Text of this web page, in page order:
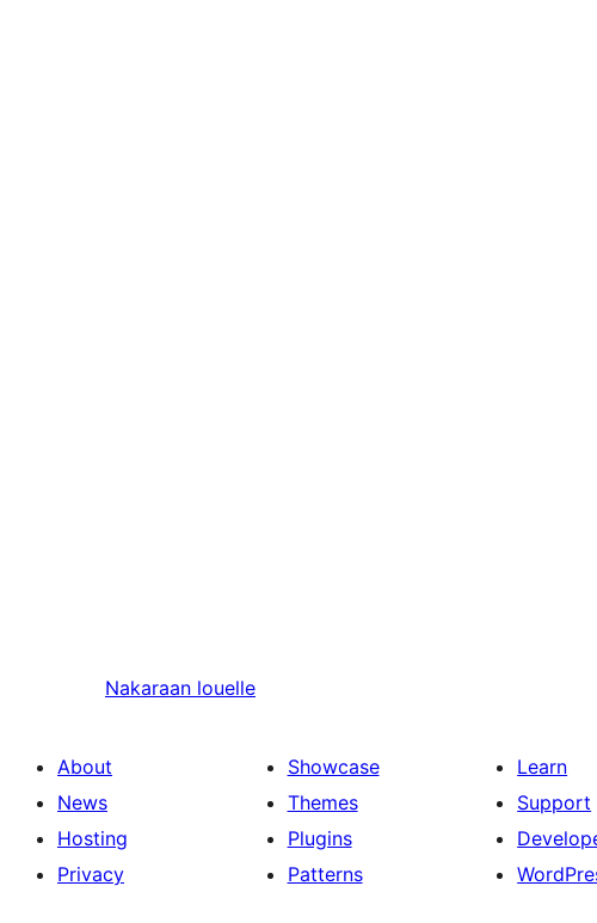
Nakaraan louelle
About
News
Hosting
Privacy
Showcase
Themes
Plugins
Patterns
Learn
Support